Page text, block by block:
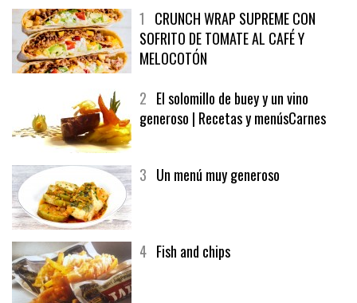
1CRUNCH WRAP SUPREME CON
SOFRITO DE TOMATE AL CAFÉ Y
MELOCOTÓN
2El solomillo de buey y un vino